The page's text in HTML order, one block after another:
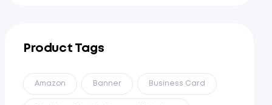
Product Tags
Amazon Banner Business Card